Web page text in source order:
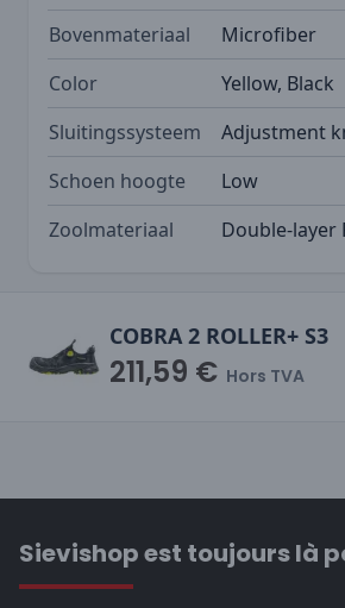
Bovenmateriaal
Microfiber
Color
Yellow, Black
Sluitingssysteem
Adjustment
Schoen hoogte
Low
Zoolmateriaal
Double-layer
COBRA 2 ROLLER+ S3
211,59 € Hors TVA
Sievishop est toujours là